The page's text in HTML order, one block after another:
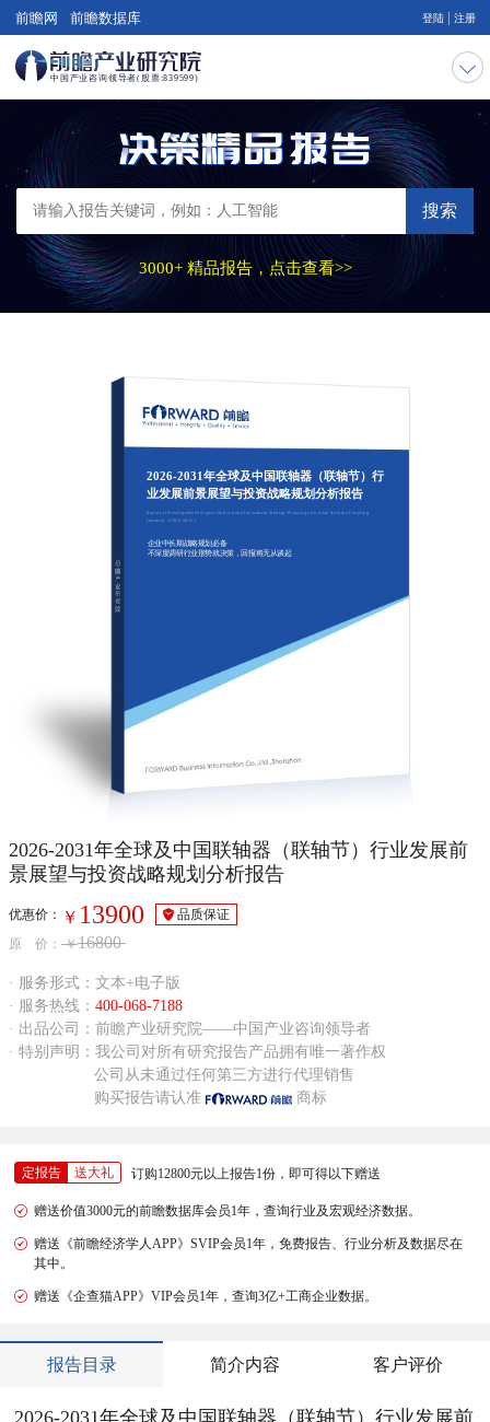
前瞻网 前瞻数据库 登陆 注册
搜索
3000+ 精品报告，点击查看>>
2026-2031年全球及中国联轴器（联轴节）行
业发展前景展望与投资战略规划分析报告
Report of Development Prospect Outlook and Investment Strategy Planning on Global & China Coupling
Industry（2026-2031）
企业中长期战略规划必备
不深度调研行业形势就决策，回报将无从谈起
2026-2031年全球及中国联轴器（联轴节）行业发展前
景展望与投资战略规划分析报告
优惠价： ￥ 13900
品质保证
原 价： ￥16800
· 服务形式：文本+电子版
· 服务热线： 400-068-7188
· 出品公司：前瞻产业研究院——中国产业咨询领导者
· 特别声明：我公司对所有研究报告产品拥有唯一著作权
公司从未通过任何第三方进行代理销售
购买报告请认准
商标
定报告 送大礼 订购12800元以上报告1份，即可得以下赠送
赠送价值3000元的前瞻数据库会员1年，查询行业及宏观经济数据。
赠送《前瞻经济学人APP》SVIP会员1年，免费报告、行业分析及数据尽在
其中。
赠送《企查猫APP》VIP会员1年，查询3亿+工商企业数据。
报告目录 简介内容 客户评价
2026-2031年全球及中国联轴器（联轴节）行业发展前